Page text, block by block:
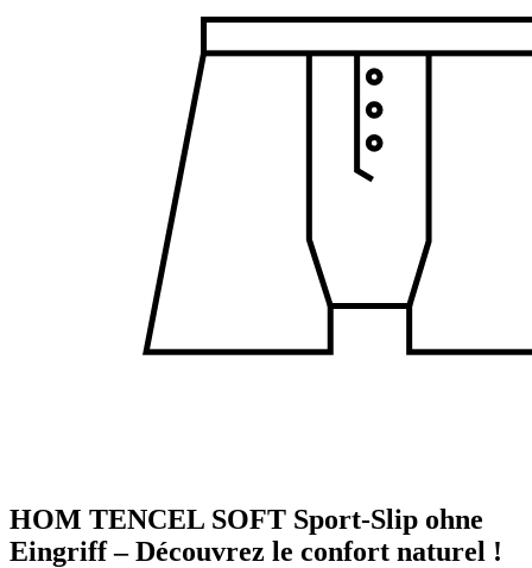
HOM TENCEL SOFT Sport-Slip ohne
Eingriff – Découvrez le confort naturel !